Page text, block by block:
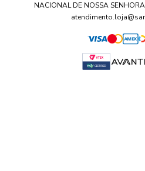
NACIONAL DE NOSSA